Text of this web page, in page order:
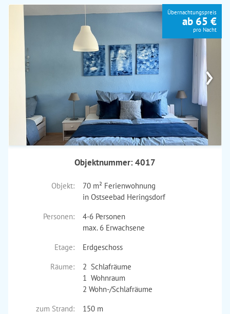
›
Übernachtungspreis
ab 65 €
pro Nacht
Objektnummer: 4017
Objekt:
70 m² Ferienwohnung
in Ostseebad Heringsdorf
Personen:
4-6 Personen
max. 6 Erwachsene
Etage:
Erdgeschoss
Räume:
2 Schlafräume
1 Wohnraum
2 Wohn-/Schlafräume
zum Strand:
150 m